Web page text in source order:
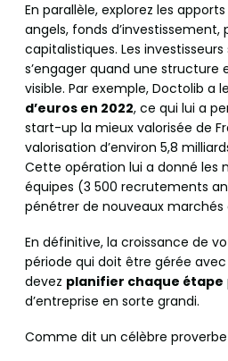
En parallèle, explorez les
angels, fonds d’investissement,
capitalistiques. Les
s’engager quand une structure
visible. Par exemple, Doctolib a
d’euros en 2022, ce qui lui a
start-up la mieux valorisée de
valorisation d’environ 5,8
Cette opération lui a donné les
équipes (3 500 recrutements
pénétrer de nouveaux marchés
En définitive, la croissance de
période qui doit être gérée avec
devez planifier chaque étape
d’entreprise en sorte grandi.
Comme dit un célèbre proverbe